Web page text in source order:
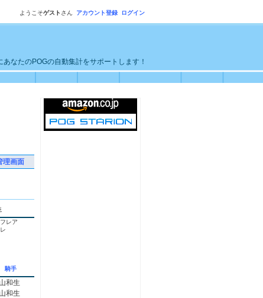
ようこそゲスト さん アカウント登録 ログイン
なたのPOGの自動集計をサポートします！
理画面
レア
騎手
和生
和生